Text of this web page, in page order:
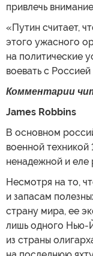
привлечь
«Путин считает,
этого ужасного
на политические
воевать с
Комментарии
James Robbins
В основном
военной
ненадежной и еле
Несмотря на то,
и запасам
страну мира, ее
лишь одного Нью-
из страны